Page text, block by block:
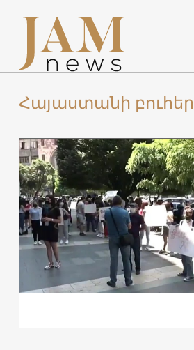
Հայաստանի բուհեր